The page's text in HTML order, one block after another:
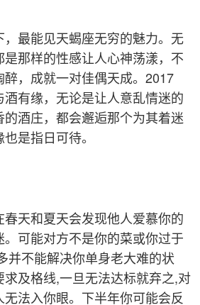
最能见天蝎座无穷的魅力。无
那样的性感让人心神荡漾，不
，成就一对佳偶天成。2017
有缘，无论是让人意乱情迷的
酒庄，都会邂逅那个为其着迷
是指日可待。
天和夏天会发现他人爱慕你的
可能对方不是你的菜或你过于
并不能解决你单身老大难的状
及格线,一旦无法达标就弃之,对
法入你眼。下半年你可能会反